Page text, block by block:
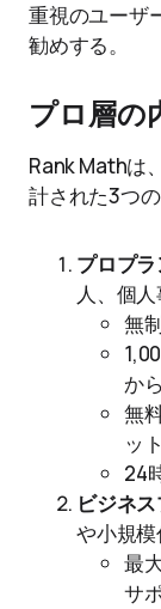
重視のユーザ
勧めする。
プロ層の
Rank Mathは
計された3つ
プロプ
人、個
無
か
無
ッ
24
ビジネ
や小規
最
サ